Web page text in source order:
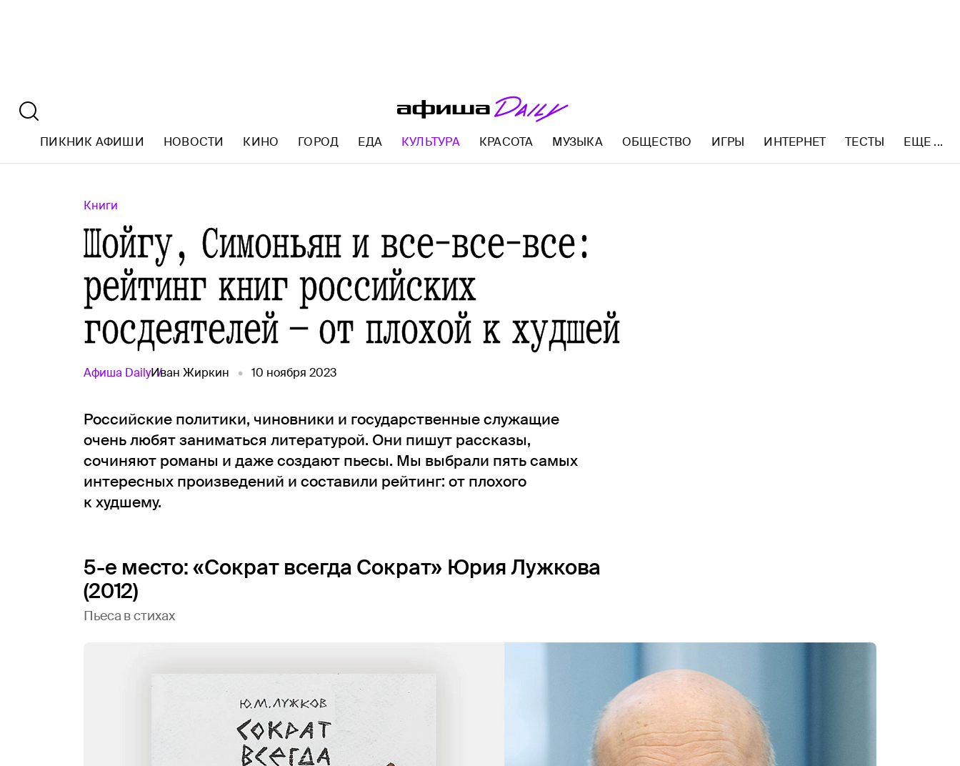
ПИКНИК АФИШИ НОВОСТИ КИНО ГОРОД ЕДА КУЛЬТУРА КРАСОТА МУЗЫКА ОБЩЕСТВО ИГРЫ ИНТЕРНЕТ
ТЕСТЫ
AFISHA.RU
ЕЩЕ ...
Книги
Шойгу, Симоньян и все-все-все:
рейтинг книг российских
госдеятелей — от плохой к худшей
Афиша DailyИван Жиркин 10 ноября 2023
Российские политики, чиновники и государственные служащие
очень любят заниматься литературой. Они пишут рассказы,
сочиняют романы и даже создают пьесы. Мы выбрали пять самых
интересных произведений и составили рейтинг: от плохого
к худшему.
5-е место: «Сократ всегда Сократ» Юрия Лужкова
(2012)
Пьеса в стихах